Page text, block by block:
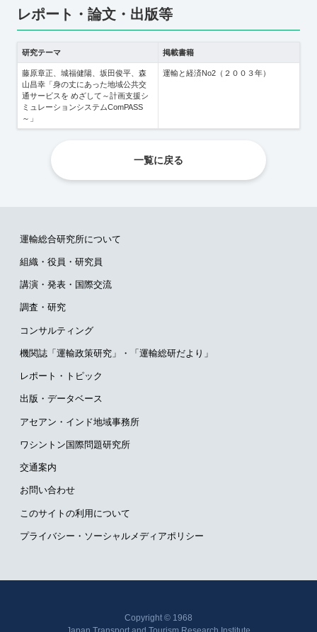
レポート・論文・出版等
研究テーマ 掲載書籍
藤原章正、城福健陽、坂田俊平、森
山昌幸「身の丈にあった地域公共交
通サービスを めざして～計画支援シ
ミュレーションシステムComPASS
～」
運輸と経済No2（２００３年）
一覧に戻る
運輸総合研究所について
組織・役員・研究員
講演・発表・国際交流
調査・研究
コンサルティング
機関誌「運輸政策研究」・ 「運輸総研だより」
レポート・トピック
出版・データベース
アセアン・インド地域事務所
ワシントン国際問題研究所
交通案内
お問い合わせ
このサイトの利用について
プライバシー・ソーシャルメディアポリシー
Copyright © 1968